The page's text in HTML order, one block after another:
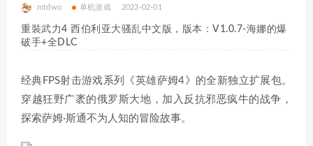
mtdwo 单机游戏 2023-02-01
重裝武力4 西伯利亚大骚乱中文版，版本：V1.0.7-海娜的爆
破手+全DLC
经典FPS射击游戏系列《英雄萨姆4》的全新独立扩展包。
穿越狂野广袤的俄罗斯大地，加入反抗邪恶疯牛的战争，
探索萨姆·斯通不为人知的冒险故事。